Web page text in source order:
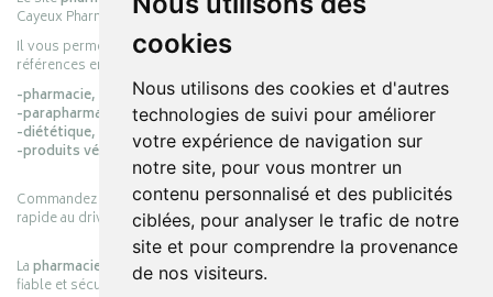
cookies
Nous utilisons des cookies et d'autres
technologies de suivi pour améliorer
votre expérience de navigation sur
notre site, pour vous montrer un
contenu personnalisé et des publicités
ciblées, pour analyser le trafic de notre
site et pour comprendre la provenance
de nos visiteurs.
Cayeux Pharmabest Berck-sur-Mer – Rang-du-Fliers.
Il vous permet de réaliser vos achats en ligne parmi des milliers de
références en :
-pharmacie,
-parapharmacie,
-diététique,
-produits vétérinaires.
Commandez simplement vos produits en ligne et choisissez le retrait
rapide au drive ou la livraison à domicile, en toute simplicité.
Lapharmacie Cayeuxs’engage à vous offrir une expérience pratique,
fiable et sécurisée, en officine comme en ligne, au service de votre